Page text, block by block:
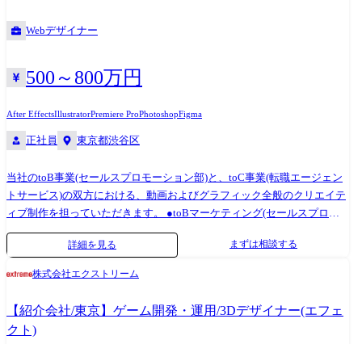
Webデザイナー
500～800万円
After EffectsIllustratorPremiere ProPhotoshopFigma
正社員 東京都渋谷区
当社のtoB事業(セールスプロモーション部)と、toC事業(転職エージェン
トサービス)の双方における、動画およびグラフィック全般のクリエイテ
ィブ制作を担っていただきます。 ●toBマーケティング(セールスプロモ
ーション部)における制作 クライアントの支援事例やノウハウをわかりや
すく伝える解説動画・インタビュー動画の編集。 ホワイトペーパー、イ
者獲得(登録促進)のためのSNS広告動画(YouTube、TikTok、Instagram等)
の企画・編集。 Web広告バナー、SNS投稿用グラフィック、LP(ランディ
ングページ)のビジュアル制作。 ●共通業務 各マーケティング担当者との
詳細を見る まずは相談する
株式会社エクストリーム
【紹介会社/東京】ゲーム開発・運用/3Dデザイナー(エフェ
クト)